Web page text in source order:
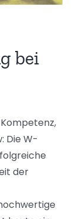
bei
Die W-
der